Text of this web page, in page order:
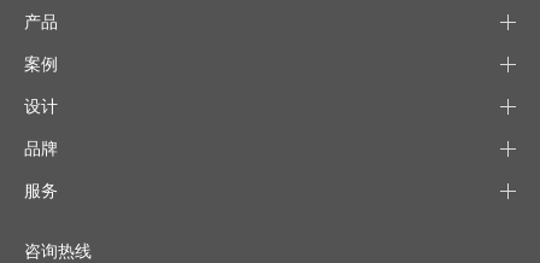
产品
案例
设计
品牌
服务
咨询热线